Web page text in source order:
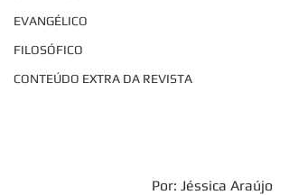
EVANGÉLICO
FILOSÓFICO
CONTEÚDO EXTRA DA REVISTA
Por: Jéssica Araújo